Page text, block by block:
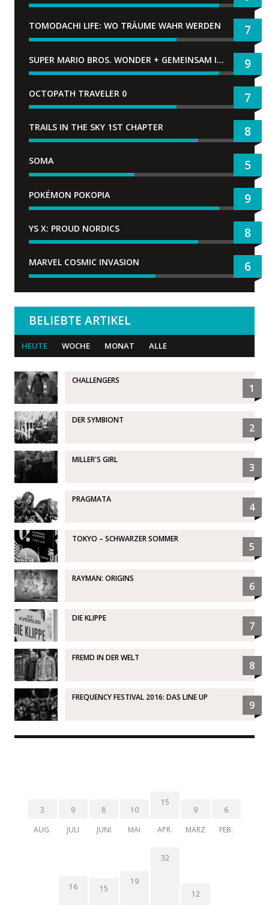
TOMODACHI LIFE: WO TRÄUME WAHR WERDEN 7
SUPER MARIO BROS. WONDER + GEMEINSAM IM BELLABEL-PARK 9
OCTOPATH TRAVELER 0 7
TRAILS IN THE SKY 1ST CHAPTER 8
SOMA 5
POKÉMON POKOPIA 9
YS X: PROUD NORDICS 8
MARVEL COSMIC INVASION 6
BELIEBTE ARTIKEL
HEUTE WOCHE MONAT ALLE
CHALLENGERS
1
DER SYMBIONT
2
MILLER'S GIRL
3
PRAGMATA
4
TOKYO – SCHWARZER SOMMER
5
RAYMAN: ORIGINS
6
DIE KLIPPE
7
FREMD IN DER WELT
8
FREQUENCY FESTIVAL 2016: DAS LINE UP
9
3
AUG.
9
JULI
8
JUNI
10
MAI
15
APR.
9
MÄRZ
6
FEB.
16 15
19
32
12